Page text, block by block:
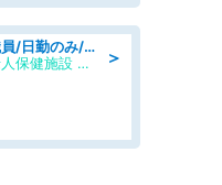
＞
「介護事務」資格必須/正職員/日勤のみ/介護老人保健施設
医療法人社団幸紀会/介護老人保健施設 グリーンビラ安江